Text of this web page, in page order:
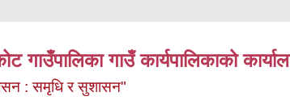
गाउँपालिका गाउँ कार्यपालिकाको
: समृधि र सुशासन"